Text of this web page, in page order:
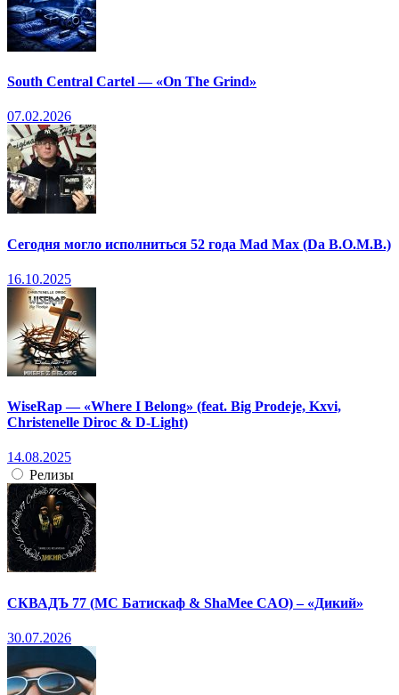
South Central Cartel — «On The Grind»
07.02.2026
Сегодня могло исполниться 52 года Mad Max (Da B.O.M.B.)
16.10.2025
WiseRap — «Where I Belong» (feat. Big Prodeje, Kxvi,
Christenelle Diroc & D-Light)
14.08.2025
Релизы
СКВАДЪ 77 (МС Батискаф & ShaMee CAO) – «Дикий»
30.07.2026